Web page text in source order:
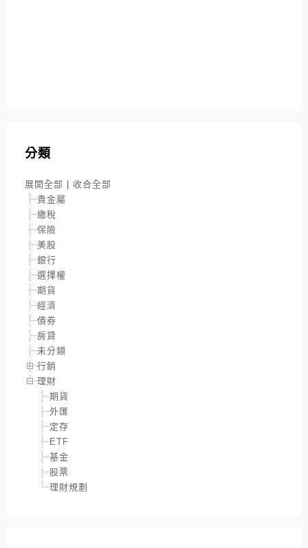
分類
展開全部 | 收合全部
貴金屬
繳稅
保險
美股
銀行
選擇權
期貨
經濟
債券
房貸
未分類
行銷
理財
期貨
外匯
定存
ETF
基金
股票
理財規劃